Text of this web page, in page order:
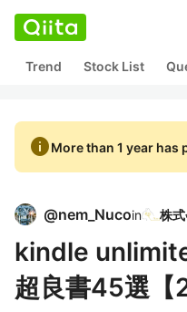
Trend Stock List
infoMore than 1 year has
@nem_Nucoin
kindle
超良書45選【